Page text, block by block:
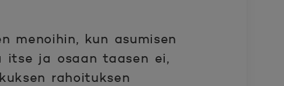
menoihin, kun asumisen
itse ja osaan taasen ei,
rahoituksen